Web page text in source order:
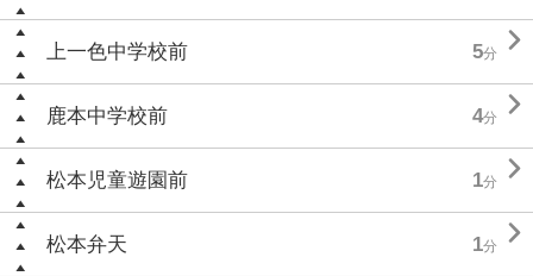
上一色中学校前 5分 
鹿本中学校前 4分 
松本児童遊園前 1分 
松本弁天 1分 